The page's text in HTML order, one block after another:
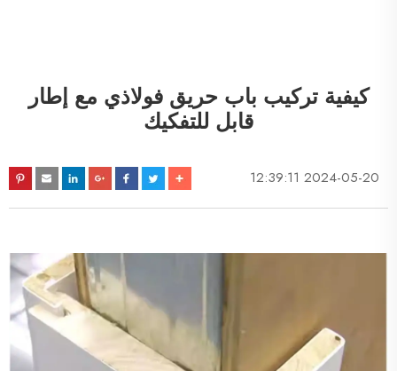
كيفية تركيب باب حريق فولاذي مع إطار
قابل للتفكيك
2024-05-20 12:39:11